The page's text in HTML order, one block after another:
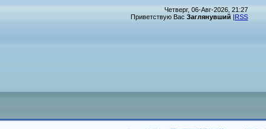
Четверг, 06-Авг-2026, 21:27
Приветствую Вас Заглянувший |RSS